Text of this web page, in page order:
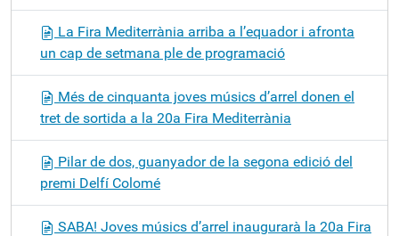
La Fira Mediterrània arriba a l’equador i afronta
un cap de setmana ple de programació
Més de cinquanta joves músics d’arrel donen el
tret de sortida a la 20a Fira Mediterrània
Pilar de dos, guanyador de la segona edició del
premi Delfí Colomé
SABA! Joves músics d’arrel inaugurarà la 20a Fira